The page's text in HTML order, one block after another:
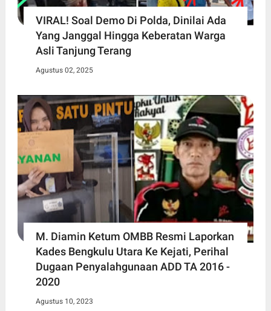
VIRAL! Soal Demo Di Polda, Dinilai Ada
Yang Janggal Hingga Keberatan Warga
Asli Tanjung Terang
Agustus 02, 2025
M. Diamin Ketum OMBB Resmi Laporkan
Kades Bengkulu Utara Ke Kejati, Perihal
Dugaan Penyalahgunaan ADD TA 2016 -
2020
Agustus 10, 2023